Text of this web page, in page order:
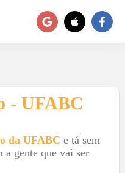
- UFABC
da UFABC e tá sem
a gente que vai ser